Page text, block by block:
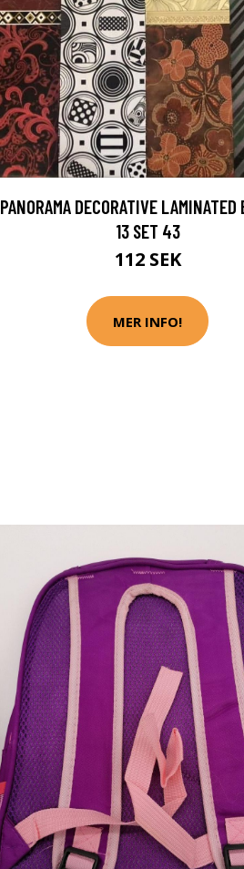
PANORAMA DECORATIVE
13 SET 43
112 SEK
MER INFO!